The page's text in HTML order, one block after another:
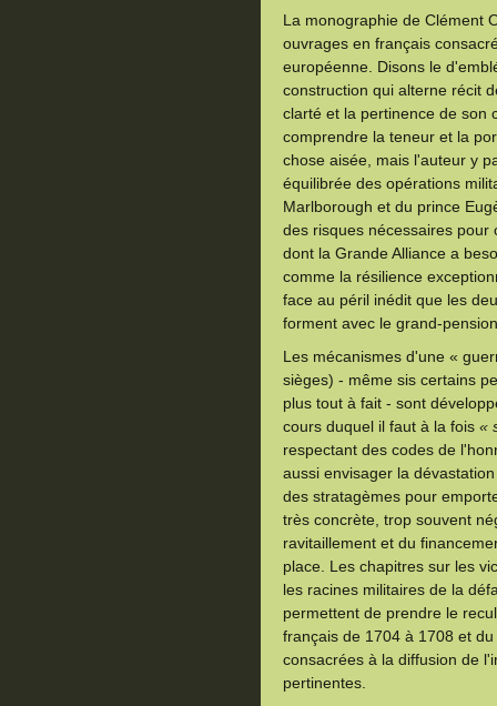
La monographie de Clément
ouvrages en français
européenne. Disons le
construction qui alterne récit
clarté et la pertinence de son
comprendre la teneur et la
chose aisée, mais l'auteur y
équilibrée des opérations
Marlborough et du prince
des risques nécessaires pour
dont la Grande Alliance a
comme la résilience
face au péril inédit que les
forment avec le grand-
Les mécanismes d'une «
sièges) - même sis certains
plus tout à fait - sont
cours duquel il faut à la fois «
respectant des codes de
aussi envisager la
des stratagèmes pour
très concrète, trop souvent
ravitaillement et du
place. Les chapitres sur les
les racines militaires de la
permettent de prendre le
français de 1704 à 1708 et
consacrées à la diffusion de
pertinentes.